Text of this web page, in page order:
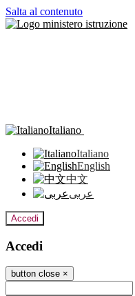
Salta al contenuto
Italiano
Italiano
English
中文
عربى
Accedi
Accedi
button close ×